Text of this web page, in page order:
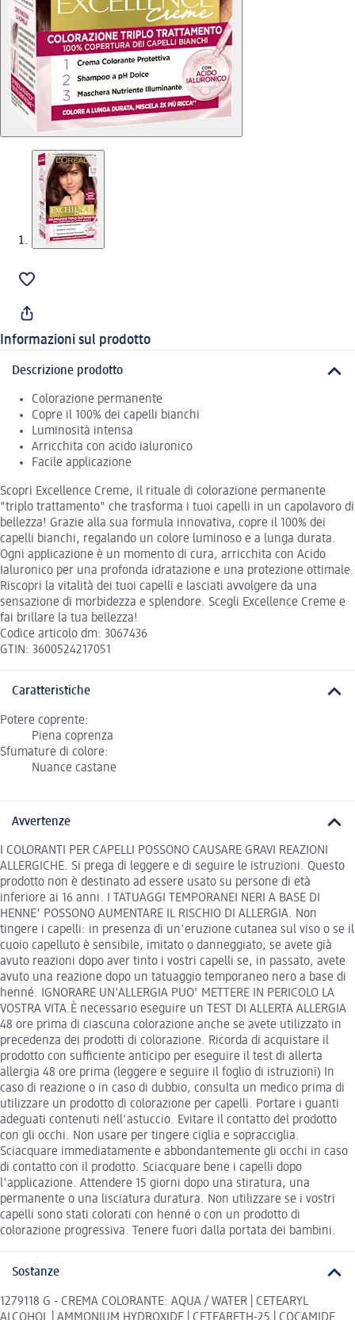
Informazioni sul prodotto
Descrizione prodotto
Colorazione permanente
Copre il 100% dei capelli bianchi
Luminosità intensa
Arricchita con acido ialuronico
Facile applicazione
Scopri Excellence Creme, il rituale di colorazione permanente
"triplo trattamento" che trasforma i tuoi capelli in un capolavoro di
bellezza! Grazie alla sua formula innovativa, copre il 100% dei
capelli bianchi, regalando un colore luminoso e a lunga durata.
Ogni applicazione è un momento di cura, arricchita con Acido
Ialuronico per una profonda idratazione e una protezione ottimale.
Riscopri la vitalità dei tuoi capelli e lasciati avvolgere da una
sensazione di morbidezza e splendore. Scegli Excellence Creme e
fai brillare la tua bellezza!
Codice articolo dm: 3067436
GTIN: 3600524217051
Caratteristiche
Potere coprente:
Piena coprenza
Sfumature di colore:
Nuance castane
Avvertenze
I COLORANTI PER CAPELLI POSSONO CAUSARE GRAVI REAZIONI
ALLERGICHE. Si prega di leggere e di seguire le istruzioni. Questo
prodotto non è destinato ad essere usato su persone di età
inferiore ai 16 anni. I TATUAGGI TEMPORANEI NERI A BASE DI
HENNE' POSSONO AUMENTARE IL RISCHIO DI ALLERGIA. Non
tingere i capelli: in presenza di un'eruzione cutanea sul viso o se il
cuoio capelluto è sensibile, imitato o danneggiato; se avete già
avuto reazioni dopo aver tinto i vostri capelli se, in passato, avete
avuto una reazione dopo un tatuaggio temporaneo nero a base di
henné. IGNORARE UN'ALLERGIA PUO' METTERE IN PERICOLO LA
VOSTRA VITA.È necessario eseguire un TEST DI ALLERTA ALLERGIA
48 ore prima di ciascuna colorazione anche se avete utilizzato in
precedenza dei prodotti di colorazione. Ricorda di acquistare il
prodotto con sufficiente anticipo per eseguire il test di allerta
allergia 48 ore prima (leggere e seguire il foglio di istruzioni) In
caso di reazione o in caso di dubbio, consulta un medico prima di
utilizzare un prodotto di colorazione per capelli. Portare i guanti
adeguati contenuti nell'astuccio. Evitare il contatto del prodotto
con gli occhi. Non usare per tingere ciglia e sopracciglia.
Sciacquare immediatamente e abbondantemente gli occhi in caso
di contatto con il prodotto. Sciacquare bene i capelli dopo
l'applicazione. Attendere 15 giorni dopo una stiratura, una
permanente o una lisciatura duratura. Non utilizzare se i vostri
capelli sono stati colorati con henné o con un prodotto di
colorazione progressiva. Tenere fuori dalla portata dei bambini.
Sostanze
1279118 G - CREMA COLORANTE: AQUA / WATER | CETEARYL
ALCOHOL | AMMONIUM HYDROXIDE | CETEARETH-25 | COCAMIDE